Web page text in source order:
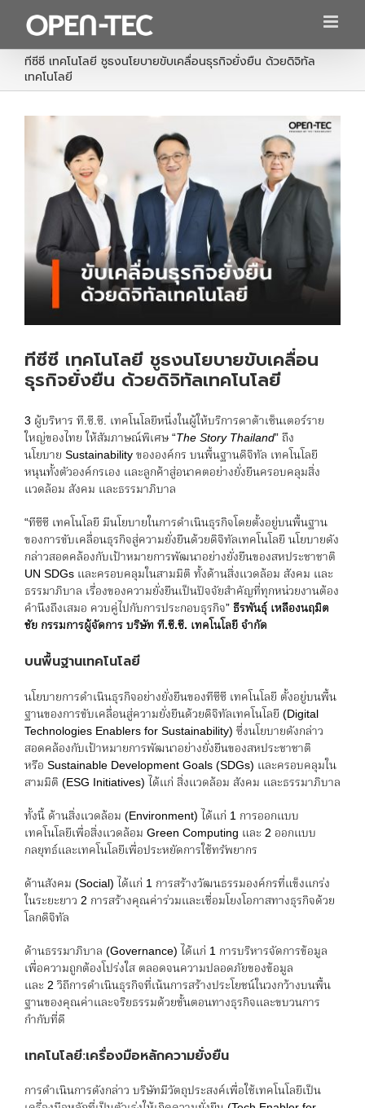
content
ทีซีซี เทคโนโลยี ชูธงนโยบายขับเคลื่อนธุรกิจยั่งยืน ด้วยดิจิทัล
เทคโนโลยี
ทีซีซี เทคโนโลยี ชูธงนโยบายขับเคลื่อน
ธุรกิจยั่งยืน ด้วยดิจิทัลเทคโนโลยี
3 ผู้บริหาร ที.ซี.ซี. เทคโนโลยีหนึ่งในผู้ให้บริการดาต้าเซ็นเตอร์ราย
ใหญ่ของไทย ให้สัมภาษณ์พิเศษ “The Story Thailand” ถึง
นโยบาย Sustainability ขององค์กร บนพื้นฐานดิจิทัล เทคโนโลยี
หนุนทั้งตัวองค์กรเอง และลูกค้าสู่อนาคตอย่างยั่งยืนครอบคลุมสิ่ง
แวดล้อม สังคม และธรรมาภิบาล
“ทีซีซี เทคโนโลยี มีนโยบายในการดำเนินธุรกิจโดยตั้งอยู่บนพื้นฐาน
ของการขับเคลื่อนธุรกิจสู่ความยั่งยืนด้วยดิจิทัลเทคโนโลยี นโยบายดัง
กล่าวสอดคล้องกับเป้าหมายการพัฒนาอย่างยั่งยืนของสหประชาชาติ
UN SDGs และครอบคลุมในสามมิติ ทั้งด้านสิ่งแวดล้อม สังคม และ
ธรรมาภิบาล เรื่องของความยั่งยืนเป็นปัจจัยสำคัญที่ทุกหน่วยงานต้อง
คำนึงถึงเสมอ ควบคู่ไปกับการประกอบธุรกิจ” ธีรพันธุ์ เหลืองนฤมิต
ชัย กรรมการผู้จัดการ บริษัท ที.ซี.ซี. เทคโนโลยี จำกัด
บนพื้นฐานเทคโนโลยี
นโยบายการดำเนินธุรกิจอย่างยั่งยืนของทีซีซี เทคโนโลยี ตั้งอยู่บนพื้น
ฐานของการขับเคลื่อนสู่ความยั่งยืนด้วยดิจิทัลเทคโนโลยี (Digital
Technologies Enablers for Sustainability) ซึ่งนโยบายดังกล่าว
สอดคล้องกับเป้าหมายการพัฒนาอย่างยั่งยืนของสหประชาชาติ
หรือ Sustainable Development Goals (SDGs) และครอบคลุมใน
สามมิติ (ESG Initiatives) ได้แก่ สิ่งแวดล้อม สังคม และธรรมาภิบาล
ทั้งนี้ ด้านสิ่งแวดล้อม (Environment) ได้แก่ 1 การออกแบบ
เทคโนโลยีเพื่อสิ่งแวดล้อม Green Computing และ 2 ออกแบบ
กลยุทธ์และเทคโนโลยีเพื่อประหยัดการใช้ทรัพยากร
ด้านสังคม (Social) ได้แก่ 1 การสร้างวัฒนธรรมองค์กรที่แข็งแกร่ง
ในระยะยาว 2 การสร้างคุณค่าร่วมและเชื่อมโยงโอกาสทางธุรกิจด้วย
โลกดิจิทัล
ด้านธรรมาภิบาล (Governance) ได้แก่ 1 การบริหารจัดการข้อมูล
เพื่อความถูกต้องโปร่งใส ตลอดจนความปลอดภัยของข้อมูล
และ 2 วิถีการดำเนินธุรกิจที่เน้นการสร้างประโยชน์ในวงกว้างบนพื้น
ฐานของคุณค่าและจริยธรรมด้วยขั้นตอนทางธุรกิจและขบวนการ
กำกับที่ดี
เทคโนโลยี:เครื่องมือหลักความยั่งยืน
การดำเนินการดังกล่าว บริษัทมีวัตถุประสงค์เพื่อใช้เทคโนโลยีเป็น